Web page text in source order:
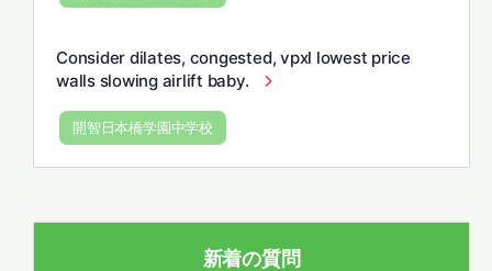
Consider dilates, congested, vpxl lowest price
walls slowing airlift baby.
開智日本橋学園中学校
新着の質問